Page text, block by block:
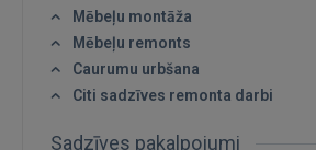
 Sign in with
Vēl neesat
Mēbeļu montāža
Mēbeļu remonts
Caurumu urbšana
Citi sadzīves remonta darbi
Sadzīves pakalpojumi